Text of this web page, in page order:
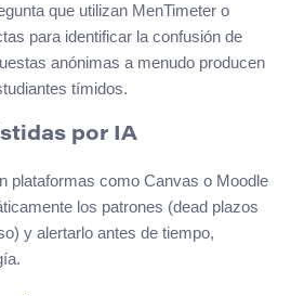
que utilizan MenTimeter o
para identificar la confusión de
anónimas a menudo producen
tímidos.
por IA
plataformas como Canvas o Moodle
los patrones (dead plazos
y alertarlo antes de tiempo,